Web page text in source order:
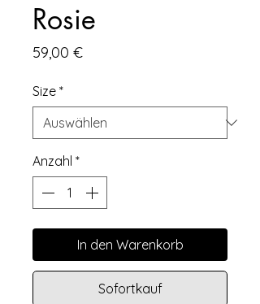
Rosie
59,00 €Preis
Size *
Anzahl *
In den Warenkorb
Sofortkauf